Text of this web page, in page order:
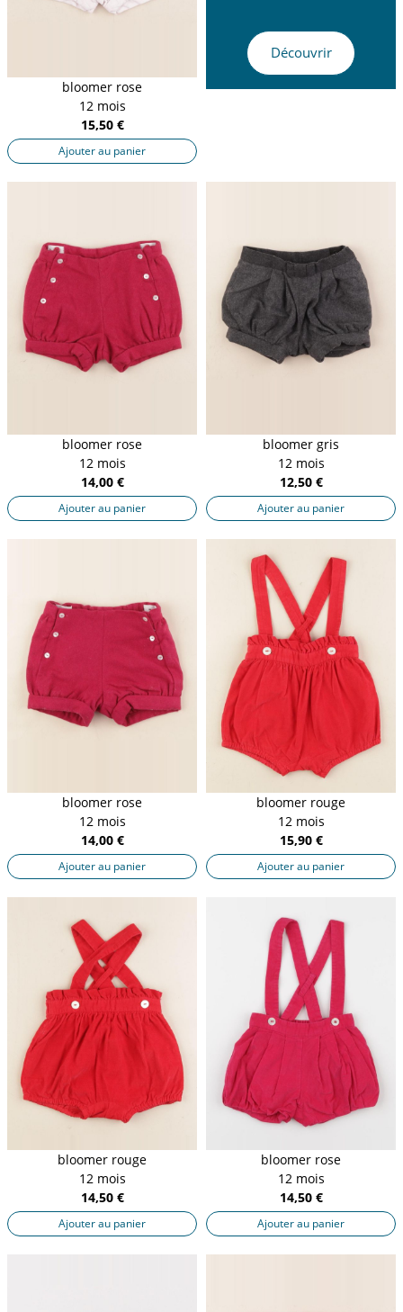
bloomer rose
12 mois
15,50 €
Ajouter au panier
bloomer rose
12 mois
14,00 €
Ajouter au panier
bloomer gris
12 mois
12,50 €
Ajouter au panier
bloomer rose
12 mois
14,00 €
Ajouter au panier
bloomer rouge
12 mois
15,90 €
Ajouter au panier
bloomer rouge
12 mois
14,50 €
Ajouter au panier
bloomer rose
12 mois
14,50 €
Ajouter au panier
Découvrir